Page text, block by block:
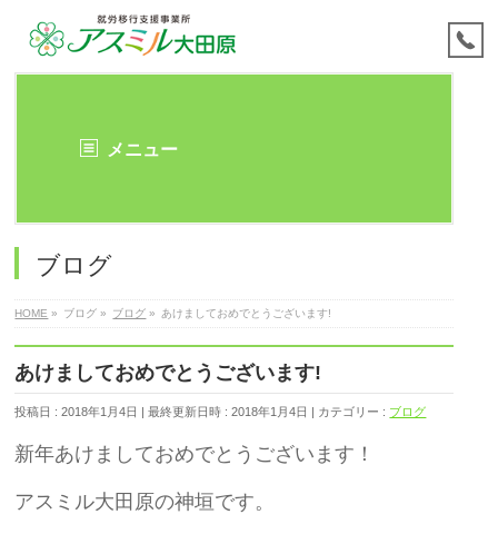
メニュー
ブログ
HOME » ブログ » ブログ » あけましておめでとうございます!
あけましておめでとうございます!
投稿日 : 2018年1月4日 最終更新日時 : 2018年1月4日 カテゴリー : ブログ
新年あけましておめでとうございます！
アスミル大田原の神垣です。